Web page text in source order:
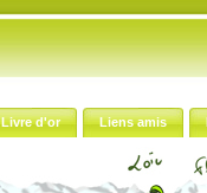
Livre d'or Liens amis